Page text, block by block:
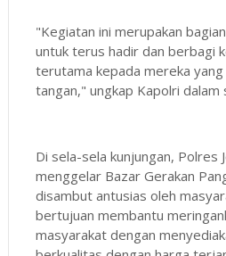
"Kegiatan ini merupakan
untuk terus hadir dan berbagi
terutama kepada mereka
tangan," ungkap Kapolri dalam
Di sela-sela kunjungan, Polres
menggelar Bazar Gerakan
disambut antusias oleh
bertujuan membantu
masyarakat dengan